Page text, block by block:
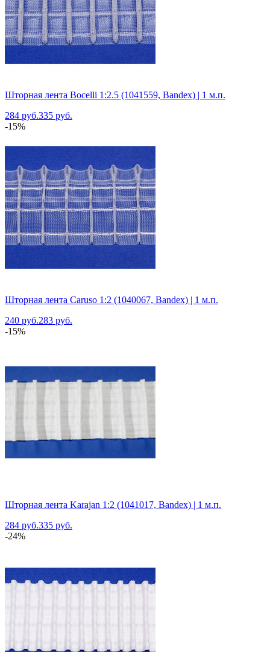
Шторная лента Bocelli 1:2.5 (1041559, Bandex) | 1 м.п.
284 руб.335 руб.
-15%
Шторная лента Caruso 1:2 (1040067, Bandex) | 1 м.п.
240 руб.283 руб.
-15%
Шторная лента Karajan 1:2 (1041017, Bandex) | 1 м.п.
284 руб.335 руб.
-24%